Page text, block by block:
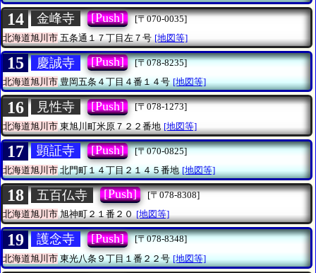
14 金峰寺 [Push]
[〒070-0035]
北海道旭川市 五条通１７丁目左７号 [地図等]
15 慶誠寺 [Push]
[〒078-8235]
北海道旭川市豊岡五条４丁目４番１４号 [地図等]
16 見性寺 [Push]
[〒078-1273]
北海道旭川市 東旭川町米原７２２番地 [地図等]
17 顕証寺 [Push]
[〒070-0825]
北海道旭川市北門町１４丁目２１４５番地 [地図等]
18 五百仏寺 [Push]
[〒078-8308]
北海道旭川市旭神町２１番２０ [地図等]
19 護念寺 [Push]
[〒078-8348]
北海道旭川市東光八条９丁目１番２２号 [地図等]